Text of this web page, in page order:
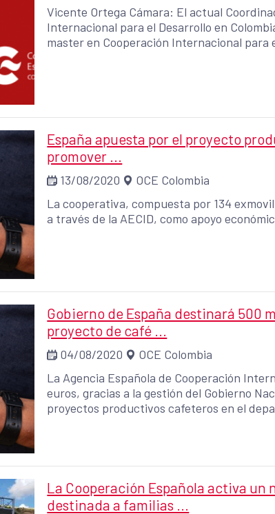
Vicente Ortega Cámara: El actual
Internacional para el Desarrollo en
master en Cooperación Internacional para
España apuesta por el proyecto
promover ...
13/08/2020
OCE Colombia
La cooperativa, compuesta por 134
a través de la AECID, como apoyo
Gobierno de España destinará 500
proyecto de café ...
04/08/2020
OCE Colombia
La Agencia Española de Cooperación
euros, gracias a la gestión del Gobierno
proyectos productivos cafeteros en el
el departamento del Cauca.
La Cooperación Española activa
destinada a familias ...